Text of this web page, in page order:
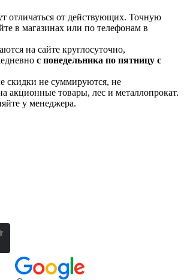
отличаться от действующих. Точную
в магазинах или по телефонам в
на сайте круглосуточно,
с понедельника по пятницу с
скидки не суммируются, не
акционные товары, лес и металлопрокат.
у менеджера.